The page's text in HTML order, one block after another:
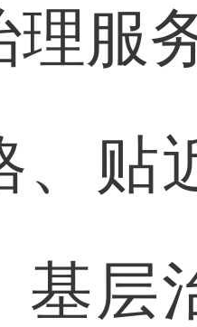
理服
、贴
基层